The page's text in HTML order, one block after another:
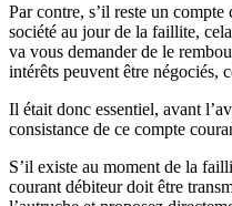
Par contre, s’il reste un
société au jour de la faillite,
va vous demander de le
intérêts peuvent être négociés,
Il était donc essentiel, avant
consistance de ce compte
S’il existe au moment de la
courant débiteur doit être